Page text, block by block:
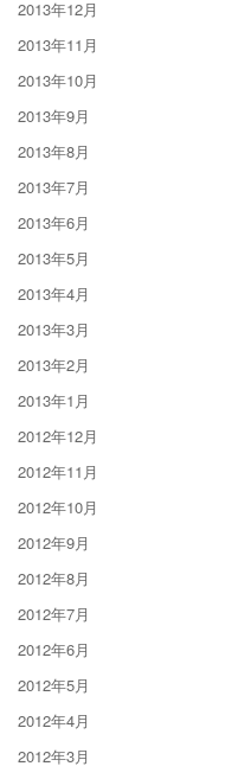
2013年12月
2013年11月
2013年10月
2013年9月
2013年8月
2013年7月
2013年6月
2013年5月
2013年4月
2013年3月
2013年2月
2013年1月
2012年12月
2012年11月
2012年10月
2012年9月
2012年8月
2012年7月
2012年6月
2012年5月
2012年4月
2012年3月